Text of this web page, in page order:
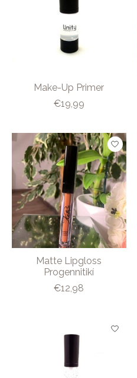
Make-Up Primer
€19,99
Matte Lipgloss
Progennitikí
€12,98